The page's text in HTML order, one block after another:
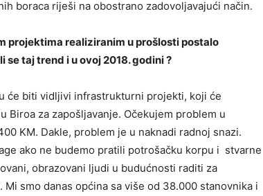
boraca riješi na obostrano zadovoljavajući način.
projektima realiziranim u prošlosti postalo
taj trend i u ovoj 2018. godini ?
će biti vidljivi infrastrukturni projekti, koji će
za zapošljavanje. Očekujem problem u
KM. Dakle, problem je u naknadi radnoj snazi.
ako ne budemo pratili potrošačku korpu i stvarne
obrazovani ljudi u budućnosti raditi za
smo danas općina sa više od 38.000 stanovnika i